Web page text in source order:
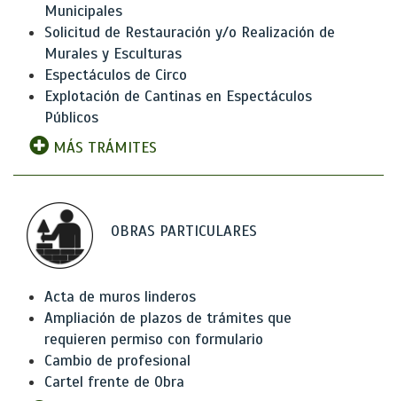
Municipales
Solicitud de Restauración y/o Realización de
Murales y Esculturas
Espectáculos de Circo
Explotación de Cantinas en Espectáculos
Públicos
MÁS TRÁMITES
OBRAS PARTICULARES
Acta de muros linderos
Ampliación de plazos de trámites que
requieren permiso con formulario
Cambio de profesional
Cartel frente de Obra